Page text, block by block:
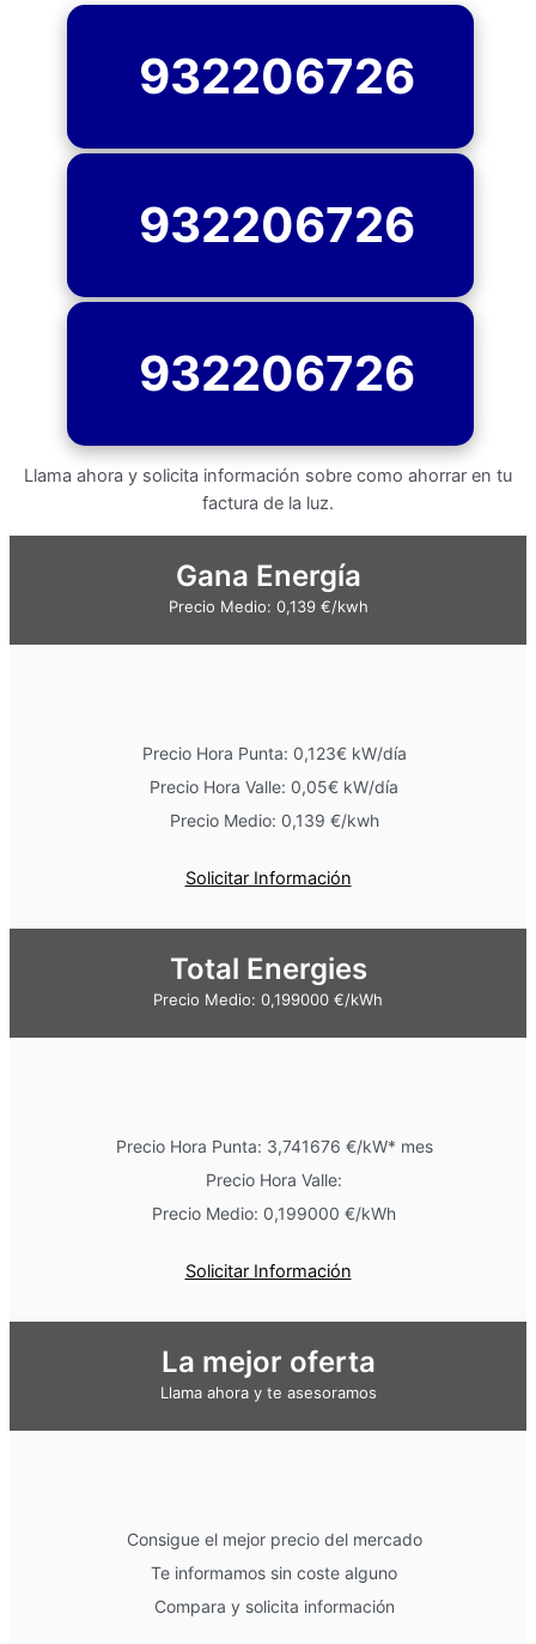
932206726
932206726
932206726
Llama ahora y solicita información sobre como ahorrar en tu
factura de la luz.
Gana Energía
Precio Medio: 0,139 €/kwh
Precio Hora Punta: 0,123€ kW/día
Precio Hora Valle: 0,05€ kW/día
Precio Medio: 0,139 €/kwh
Solicitar Información
Total Energies
Precio Medio: 0,199000 €/kWh
Precio Hora Punta: 3,741676 €/kW* mes
Precio Hora Valle:
Precio Medio: 0,199000 €/kWh
Solicitar Información
La mejor oferta
Llama ahora y te asesoramos
Consigue el mejor precio del mercado
Te informamos sin coste alguno
Compara y solicita información